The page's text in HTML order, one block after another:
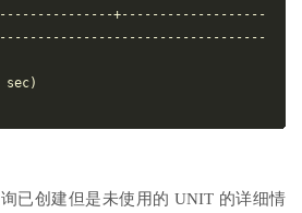
+-------------------
sec)
已创建但是未使用的 UNIT 的详细情